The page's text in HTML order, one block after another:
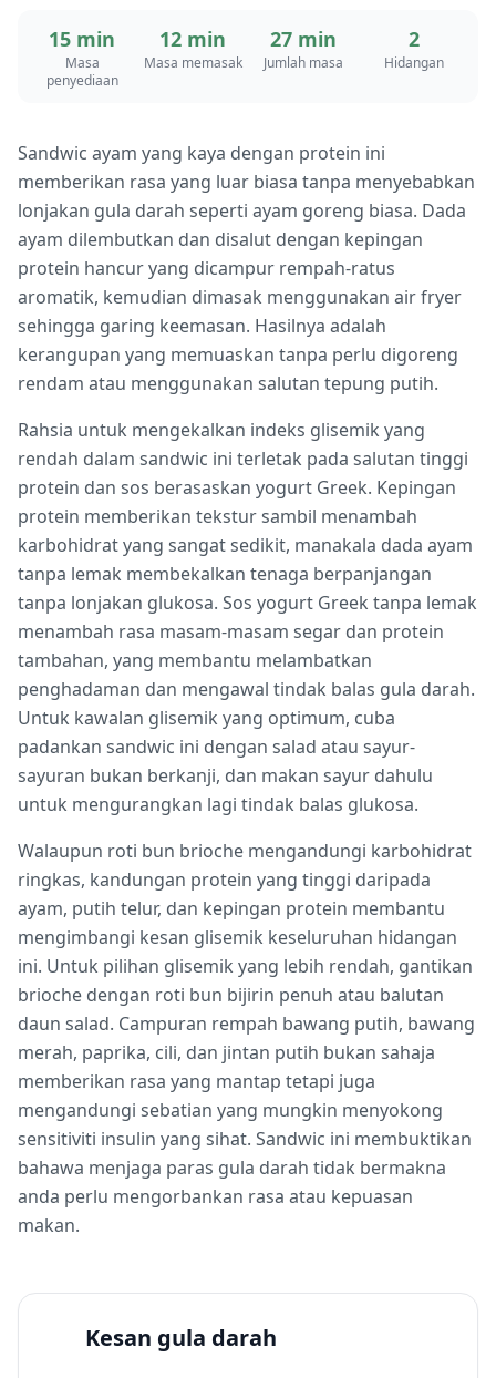
15 min
Masa
penyediaan
12 min
Masa memasak
27 min
Jumlah masa
2
Hidangan
Sandwic ayam yang kaya dengan protein ini
memberikan rasa yang luar biasa tanpa menyebabkan
lonjakan gula darah seperti ayam goreng biasa. Dada
ayam dilembutkan dan disalut dengan kepingan
protein hancur yang dicampur rempah-ratus
aromatik, kemudian dimasak menggunakan air fryer
sehingga garing keemasan. Hasilnya adalah
kerangupan yang memuaskan tanpa perlu digoreng
rendam atau menggunakan salutan tepung putih.
Rahsia untuk mengekalkan indeks glisemik yang
rendah dalam sandwic ini terletak pada salutan tinggi
protein dan sos berasaskan yogurt Greek. Kepingan
protein memberikan tekstur sambil menambah
karbohidrat yang sangat sedikit, manakala dada ayam
tanpa lemak membekalkan tenaga berpanjangan
tanpa lonjakan glukosa. Sos yogurt Greek tanpa lemak
menambah rasa masam-masam segar dan protein
tambahan, yang membantu melambatkan
penghadaman dan mengawal tindak balas gula darah.
Untuk kawalan glisemik yang optimum, cuba
padankan sandwic ini dengan salad atau sayur-
sayuran bukan berkanji, dan makan sayur dahulu
untuk mengurangkan lagi tindak balas glukosa.
Walaupun roti bun brioche mengandungi karbohidrat
ringkas, kandungan protein yang tinggi daripada
ayam, putih telur, dan kepingan protein membantu
mengimbangi kesan glisemik keseluruhan hidangan
ini. Untuk pilihan glisemik yang lebih rendah, gantikan
brioche dengan roti bun bijirin penuh atau balutan
daun salad. Campuran rempah bawang putih, bawang
merah, paprika, cili, dan jintan putih bukan sahaja
memberikan rasa yang mantap tetapi juga
mengandungi sebatian yang mungkin menyokong
sensitiviti insulin yang sihat. Sandwic ini membuktikan
bahawa menjaga paras gula darah tidak bermakna
anda perlu mengorbankan rasa atau kepuasan
makan.
Kesan gula darah